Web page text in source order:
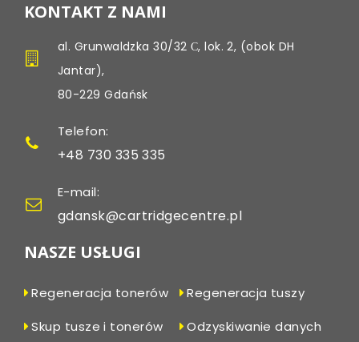
KONTAKT Z NAMI
al. Grunwaldzka 30/32 С, lok. 2, (obok DH
Jantar),
80-229 Gdańsk
Telefon:
+48 730 335 335
E-mail:
gdansk@cartridgecentre.pl
NASZE USŁUGI
Regeneracja tonerów
Regeneracja tuszy
Skup tusze i tonerów
Odzyskiwanie danych